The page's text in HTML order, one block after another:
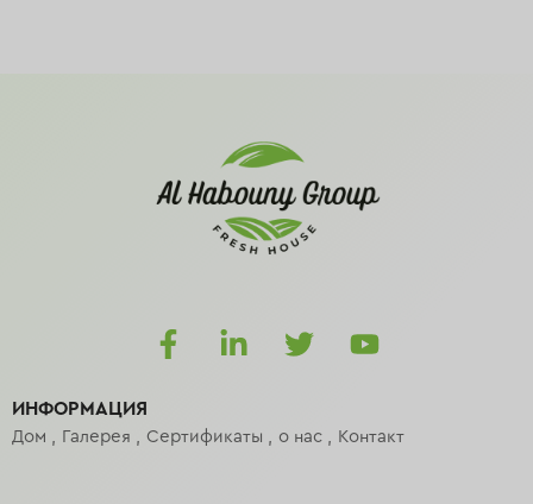
ИНФОРМАЦИЯ
Дом Галерея Сертификаты о нас Контакт